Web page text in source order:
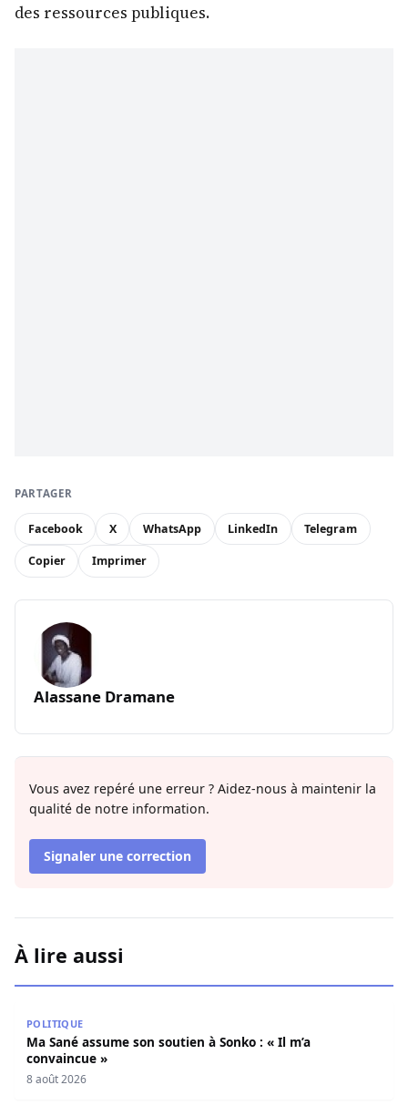
des ressources publiques.
PARTAGER
Facebook X WhatsApp LinkedIn Telegram
Copier Imprimer
Alassane Dramane
Vous avez repéré une erreur ? Aidez-nous à maintenir la
qualité de notre information.
Signaler une correction
À lire aussi
POLITIQUE
Ma Sané assume son soutien à Sonko : « Il m’a
convaincue »
8 août 2026